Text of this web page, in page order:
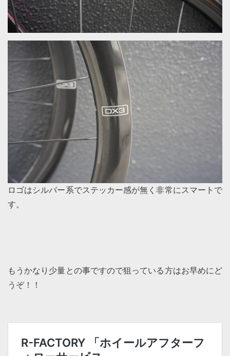
ロゴはシルバー系でステッカー感が無く非常にスマートで
す。
もうかなり少量との事ですので狙っている方はお早めにど
うぞ！！